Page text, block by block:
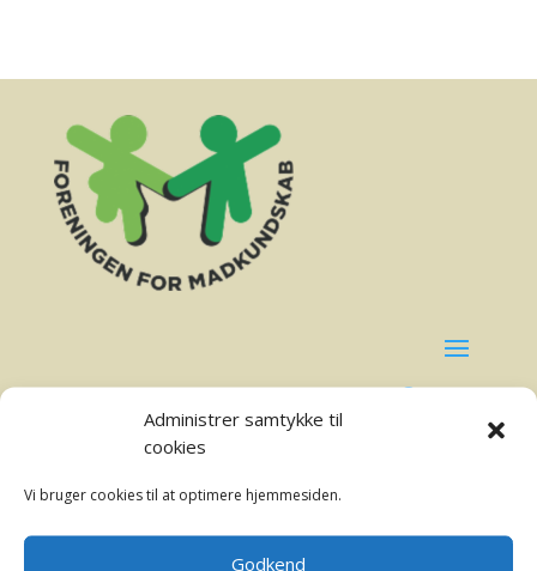
Administrer samtykke til
cookies
Vi bruger cookies til at optimere hjemmesiden.
Godkend
4. november 2021
Hvad har vi gang i